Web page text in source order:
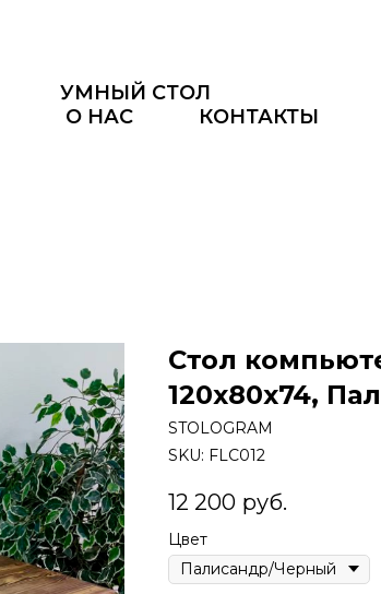
УМНЫЙ СТОЛ
О НАС КОНТАКТЫ
Стол
120х80х74,
STOLOGRAM
SKU: FLC012
12 200 руб.
Цвет